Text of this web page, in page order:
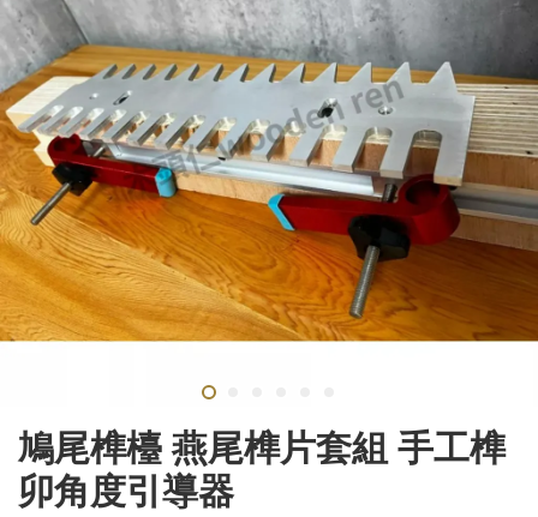
鳩尾榫檯 燕尾榫片套組 手工榫
卯角度引導器